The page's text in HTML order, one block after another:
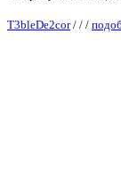
T3bleDe2cor/ / /